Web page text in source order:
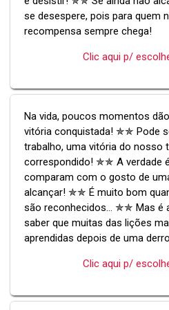
se desespere, pois para quem
recompensa sempre chega!
Clic aqui p/
Na vida, poucos momentos
vitória conquistada! ✯✯ Pode
trabalho, uma vitória do nosso
correspondido! ✯✯ A verdade
comparam com o gosto de
alcançar! ✯✯ É muito bom
são reconhecidos... ✯✯ Mas é
saber que muitas das lições
aprendidas depois de uma
Clic aqui p/